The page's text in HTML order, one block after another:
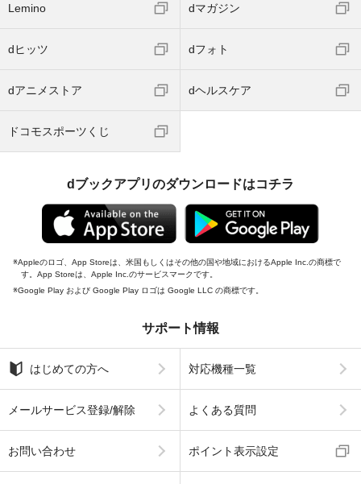
Lemino dマガジン
dヒッツ dフォト
dアニメストア dヘルスケア
ドコモスポーツくじ
dブックアプリのダウンロードはコチラ
Appleのロゴ、App Storeは、米国もしくはその他の国や地域におけるApple Inc.の商標で
す。App Storeは、Apple Inc.のサービスマークです。
Google Play および Google Play ロゴは Google LLC の商標です。
サポート情報
はじめての方へ 対応機種一覧
メールサービス登録/解除 よくある質問
お問い合わせ ポイント表示設定